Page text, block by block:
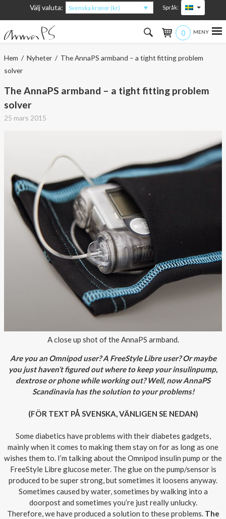
Välj valuta: Svenska kronor (kr) Språk:
0
Hem
Man
Om produkterna
Om AnnaPS
Erbjudanden
Hem / Nyheter/ The AnnaPS armband – a tight fitting problem
solver
The AnnaPS armband – a tight fitting problem
solver
25 mars 2015
A close up shot of the AnnaPS armband.
Are you an Omnipod user? A FreeStyle Libre user? Or maybe
you just haven’t figured out where to keep your insulinpump,
dextrose or phone while working out? Well, now AnnaPS
Scandinavia has the solution to your problems!
(FÖR TEXT PÅ SVENSKA, VÄNLIGEN SE NEDAN)
Some diabetics have problems with their diabetes gadgets,
mainly when it comes to making them stay on for as long as one
wishes them to. I’m talking about the Omnipod insulin pump or the
FreeStyle Libre glucose meter. The glue on the pump/sensor is
produced to be super strong, but sometimes it loosens anyway.
Sometimes caused by water, sometimes by walking into a
doorpost and sometimes you’re just really unlucky.
Therefore, we have produced a solution to these problems. The